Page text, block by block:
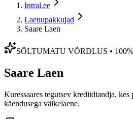
Intral.ee
Laenupakkujad
Saare Laen
SÕLTUMATU VÕRDLUS •
Saare Laen
Kuressaares tegutsev krediidiandja, kes
käendusega väikelaene.